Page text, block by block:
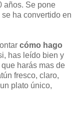
años. Se pone
ha convertido en
cómo hago
has leído bien y
harás mas de
fresco, claro,
plato único,